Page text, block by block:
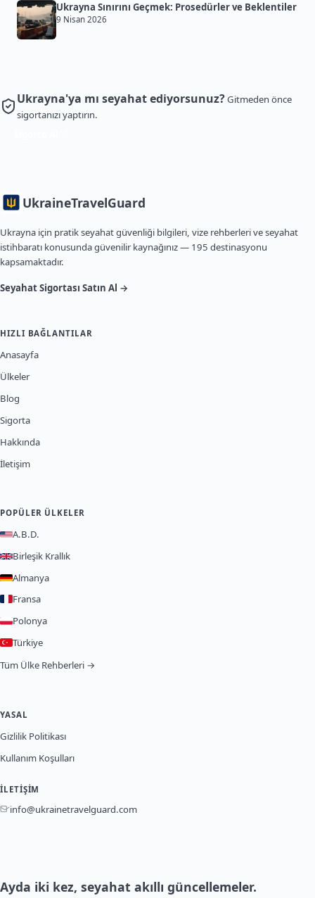
Ukrayna Sınırını Geçmek: Prosedürler ve Beklentiler
9 Nisan 2026
Ukrayna'ya mı seyahat ediyorsunuz?Gitmeden önce
sigortanızı yaptırın.
UkraineTravelGuard
Ukrayna için pratik seyahat güvenliği bilgileri, vize rehberleri ve seyahat
istihbaratı konusunda güvenilir kaynağınız — 195 destinasyonu
kapsamaktadır.
Seyahat Sigortası Satın Al →
HIZLI BAĞLANTILAR
Anasayfa
Ülkeler
Blog
Sigorta
Hakkında
İletişim
POPÜLER ÜLKELER
A.B.D.
Birleşik Krallık
Almanya
Fransa
Polonya
Türkiye
Tüm Ülke Rehberleri →
YASAL
Gizlilik Politikası
Kullanım Koşulları
İLETIŞIM
info@ukrainetravelguard.com
Ayda iki kez, seyahat akıllı güncellemeler.